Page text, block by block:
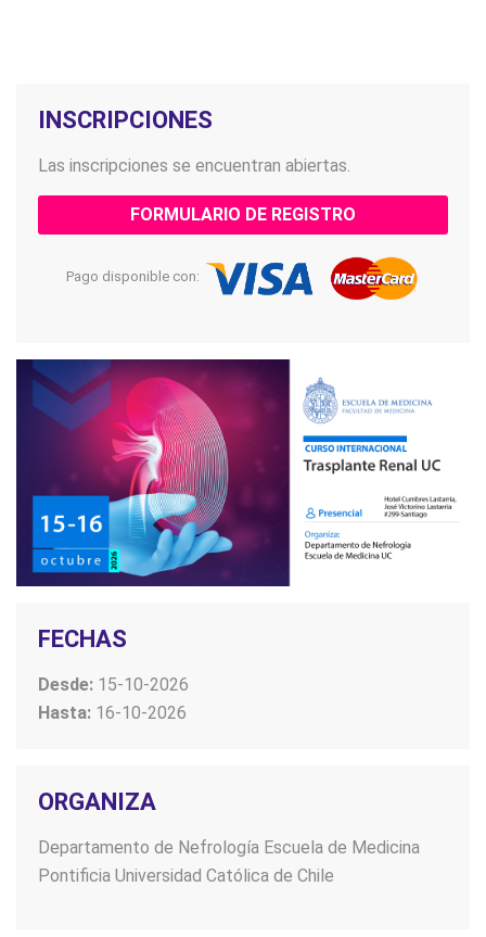
INSCRIPCIONES
Las inscripciones se encuentran abiertas.
FORMULARIO DE REGISTRO
Pago disponible con:
FECHAS
Desde: 15-10-2026
Hasta: 16-10-2026
ORGANIZA
Departamento de Nefrología Escuela de Medicina
Pontificia Universidad Católica de Chile